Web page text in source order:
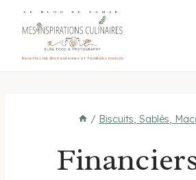
LE BLOG DE SAMAR
Recettes méditerranéennes et familiales maison
/ Biscuits, Sablés,